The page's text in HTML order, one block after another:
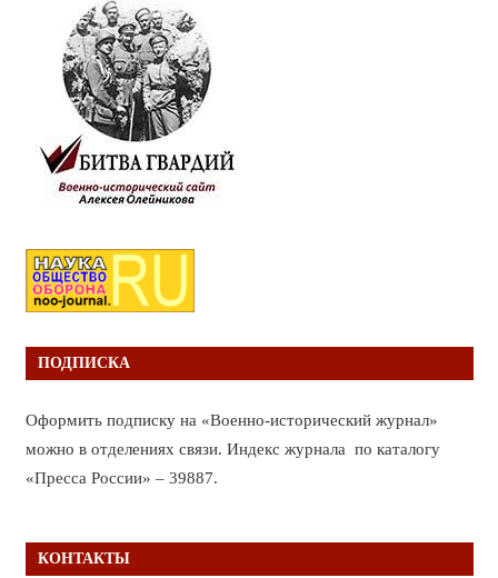
ПОДПИСКА
Оформить подписку на «Военно-исторический журнал»
можно в отделениях связи. Индекс журнала по каталогу
«Пресса России» – 39887.
КОНТАКТЫ